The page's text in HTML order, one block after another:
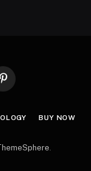
Pinterest
BUY NOW